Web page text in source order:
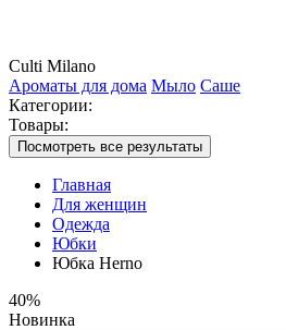
Culti Milano
Ароматы для дома Мыло Саше
Категории:
Товары:
Посмотреть все результаты
Главная
Для женщин
Одежда
Юбки
Юбка Herno
40%
Новинка